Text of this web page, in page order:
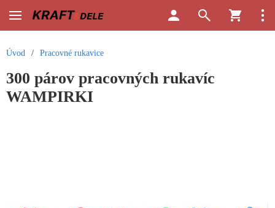
Úvod / Pracovné rukavice
300 párov pracovných rukavíc
WAMPIRKI